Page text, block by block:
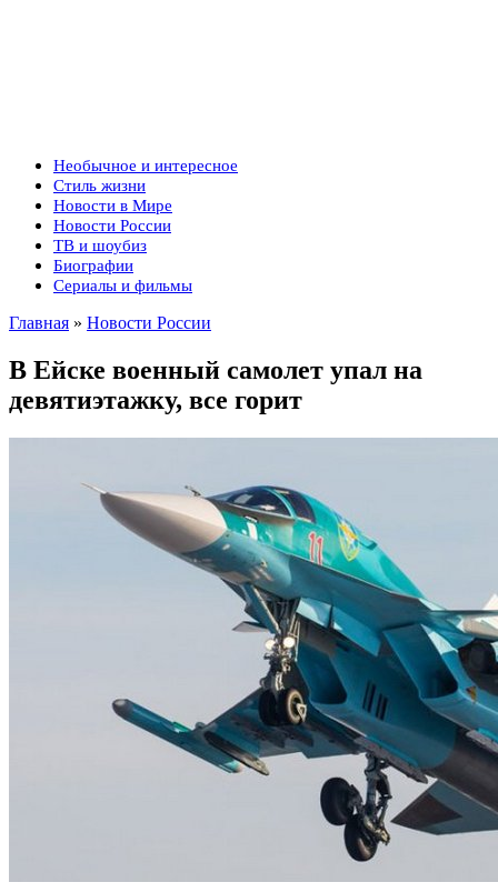
Необычное и интересное
Стиль жизни
Новости в Мире
Новости России
ТВ и шоубиз
Биографии
Сериалы и фильмы
Главная » Новости России
В Ейске военный самолет упал на
девятиэтажку, все горит